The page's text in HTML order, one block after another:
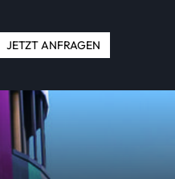
JETZT ANFRAGEN